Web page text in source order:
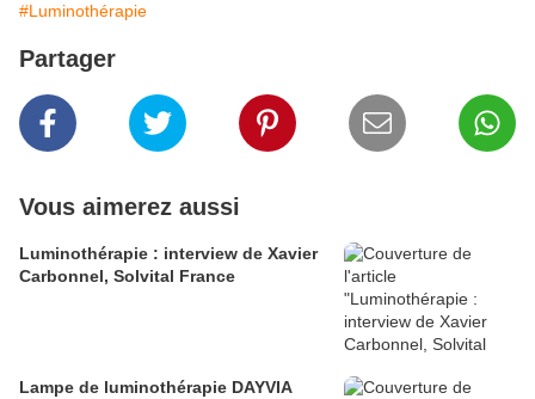
#Luminothérapie
Partager
Vous aimerez aussi
Luminothérapie : interview de Xavier
Carbonnel, Solvital France
Lampe de luminothérapie DAYVIA